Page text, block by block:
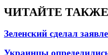
ЧИТАЙТЕ ТАКЖЕ
Зеленский сделал
Украинцы